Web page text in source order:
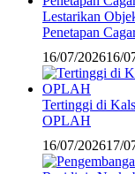
Lestarikan
Penetapan
16/07/202616/
Tertinggi di
OPLAH
16/07/202617/